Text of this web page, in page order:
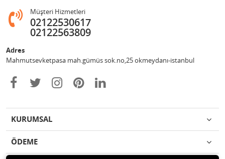
Müşteri Hizmetleri
02122530617
02122563809
Adres
Mahmutsevketpasa mah.gümüs sok.no,25 okmeydanı-istanbul
KURUMSAL
ÖDEME